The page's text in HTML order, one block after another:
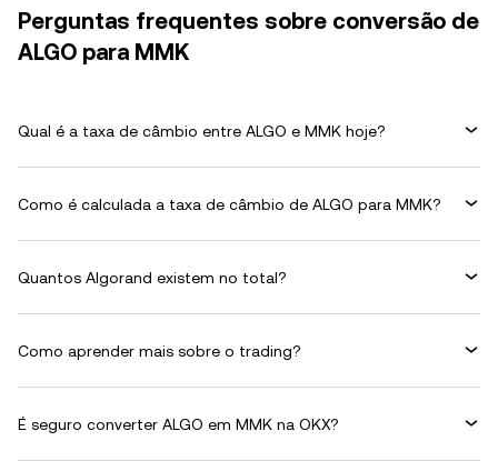
Perguntas frequentes sobre conversão de
ALGO para MMK
Qual é a taxa de câmbio entre ALGO e MMK hoje?
Como é calculada a taxa de câmbio de ALGO para MMK?
Quantos Algorand existem no total?
Como aprender mais sobre o trading?
É seguro converter ALGO em MMK na OKX?